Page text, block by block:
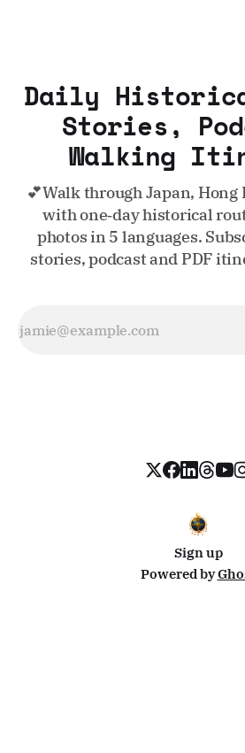
Daily
Stories,
Walking
💕Walk through Japan, Hong
with one‑day historical
photos in 5 languages.
stories, podcast and PDF
Sign up
Powered by